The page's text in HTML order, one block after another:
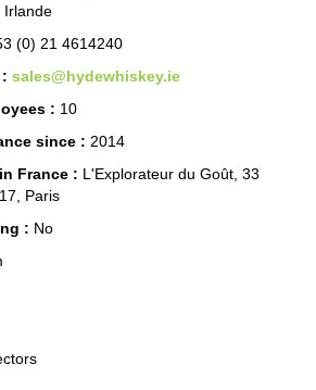
Irlande
(0) 21 4614240
sales@hydewhiskey.ie
: 10
since : 2014
France : L'Explorateur du Goût, 33
Paris
: No